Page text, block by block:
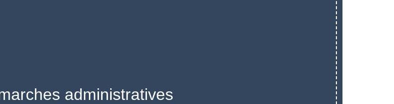
administratives